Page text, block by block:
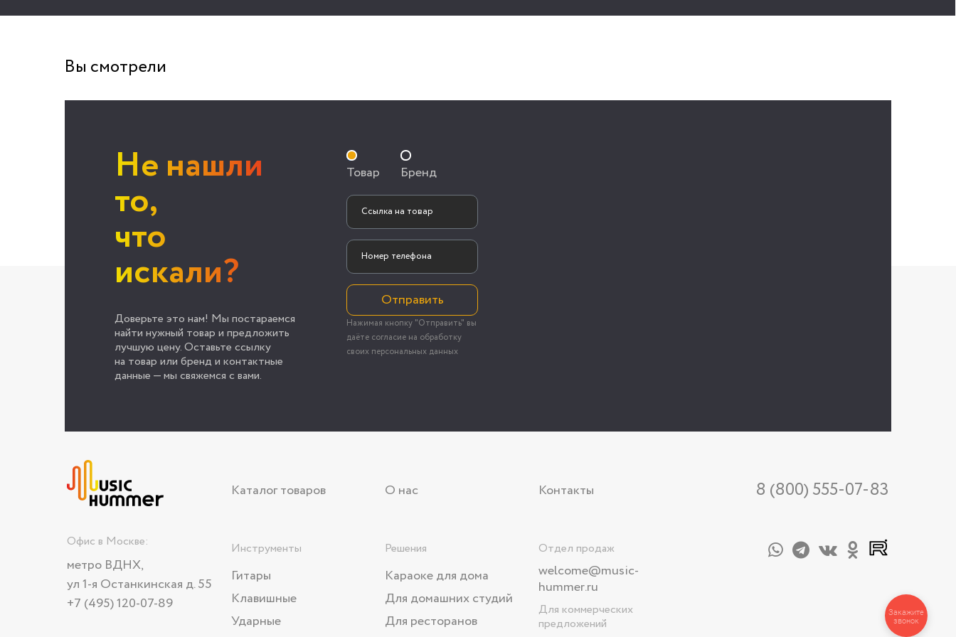
Вы смотрели
Не нашли
то,
что
искали?
Доверьте это нам! Мы постараемся
найти нужный товар и предложить
лучшую цену. Оставьте ссылку
на товар или бренд и контактные
данные — мы свяжемся с вами.
Товар Бренд
Отправить
Нажимая кнопку "Отправить" вы
даёте согласие на обработку
своих персональных данных
Каталог товаров О нас Контакты 8 (800) 555-07-83
Инструменты
Гитары
Клавишные
Ударные
Решения
Караоке для дома
Для домашних студий
Для ресторанов
Отдел продаж
welcome@music-
hummer.ru
Для коммерческих
предложений
Офис в Москве:
метро ВДНХ,
ул 1-я Останкинская д. 55
+7 (495) 120-07-89
Закажите
звонок